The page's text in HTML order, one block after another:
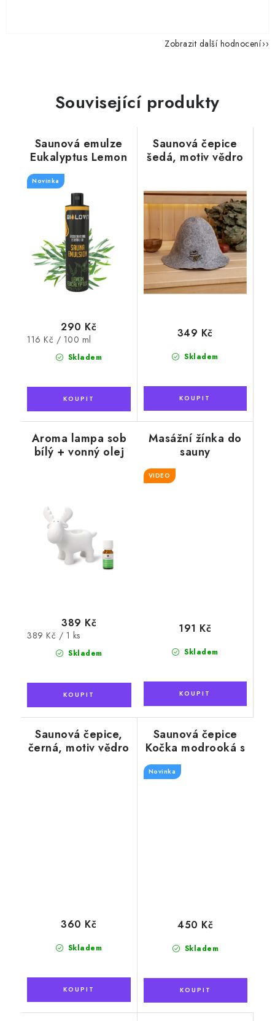
Zobrazit další hodnocení
Související produkty
Saunová emulze
Eukalyptus Lemon
- 250 ml
Novinka
Skladem
290 Kč
Měrná
116 Kč / 100 ml
Saunová čepice
šedá, motiv vědro
Skladem
349 Kč
Aroma lampa sob
bílý + vonný olej
Skladem
389 Kč
Měrná
389 Kč / 1 ks
Masážní žínka do
sauny
VIDEO
Skladem
191 Kč
Saunová čepice,
černá, motiv vědro
Skladem
360 Kč
Saunová čepice
Kočka modrooká s
očkem na
pověšení, krémová
Novinka
Skladem
450 Kč